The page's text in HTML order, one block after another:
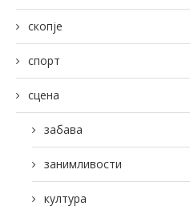
скопје
спорт
сцена
забава
занимливости
култура